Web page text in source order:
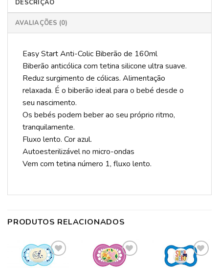
DESCRIÇÃO
AVALIAÇÕES (0)
Easy Start Anti-Colic Biberão de 160ml
Biberão anticólica com tetina silicone ultra suave.
Reduz surgimento de cólicas. Alimentação
relaxada. É o biberão ideal para o bebé desde o
seu nascimento.
Os bebés podem beber ao seu próprio ritmo,
tranquilamente.
Fluxo lento. Cor azul.
Autoesterilizável no micro-ondas
Vem com tetina número 1, fluxo lento.
PRODUTOS RELACIONADOS